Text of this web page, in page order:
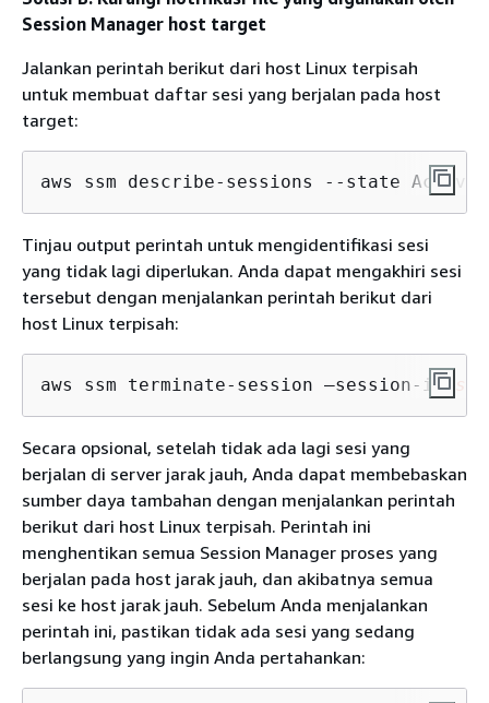
Session Manager host target
Jalankan perintah berikut dari host Linux terpisah
untuk membuat daftar sesi yang berjalan pada host
target:
aws ssm describe-sessions --state
Tinjau output perintah untuk mengidentifikasi sesi
yang tidak lagi diperlukan. Anda dapat mengakhiri sesi
tersebut dengan menjalankan perintah berikut dari
host Linux terpisah:
aws ssm terminate-session —session-id
Secara opsional, setelah tidak ada lagi sesi yang
berjalan di server jarak jauh, Anda dapat membebaskan
sumber daya tambahan dengan menjalankan perintah
berikut dari host Linux terpisah. Perintah ini
menghentikan semua Session Manager proses yang
berjalan pada host jarak jauh, dan akibatnya semua
sesi ke host jarak jauh. Sebelum Anda menjalankan
perintah ini, pastikan tidak ada sesi yang sedang
berlangsung yang ingin Anda pertahankan: